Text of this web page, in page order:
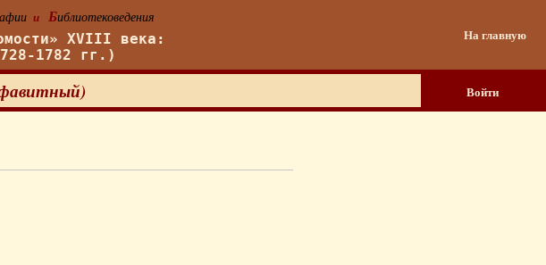
и Библиотековедения
XVIII века:
1782 гг.)
На главную
Войти